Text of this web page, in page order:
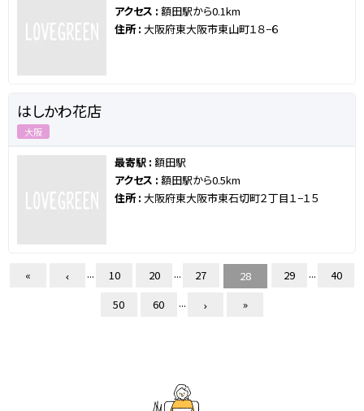
アクセス : 額田駅から0.1km
住所 : 大阪府東大阪市東山町１８−６
はしかわ花店
大阪
最寄駅 : 額田駅
アクセス : 額田駅から0.5km
住所 : 大阪府東大阪市東石切町２丁目１−１５
« ... 10 20 ... 27 28 29 ...
40
50
60 ... »